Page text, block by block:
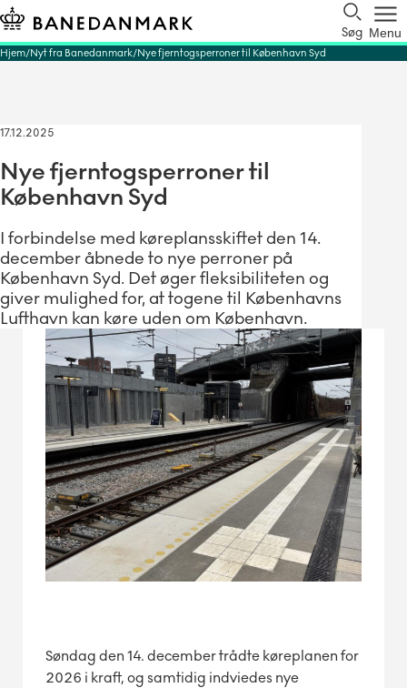
Søg Menu
Hjem Nyt fra Banedanmark Nye fjerntogsperroner til København Syd
17.12.2025
Nye fjerntogsperroner til
København Syd
I forbindelse med køreplansskiftet den 14.
december åbnede to nye perroner på
København Syd. Det øger fleksibiliteten og
giver mulighed for, at togene til Københavns
Lufthavn kan køre uden om København.
Søndag den 14. december trådte køreplanen for
2026 i kraft, og samtidig indviedes nye